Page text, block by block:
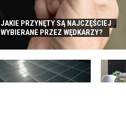
JAKIE PRZYNĘTY SĄ NAJCZĘŚCIEJ
WYBIERANE PRZEZ WĘDKARZY?